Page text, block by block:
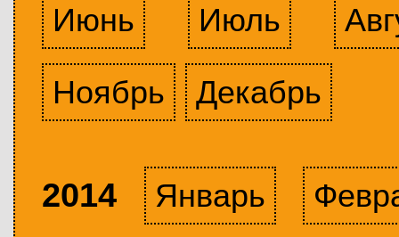
Июнь
Июль
Ноябрь
Декабрь
2014 Январь